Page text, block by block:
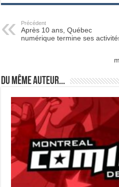
Précédent
Après 10 ans, Québec
numérique termine ses
Du même auteur...